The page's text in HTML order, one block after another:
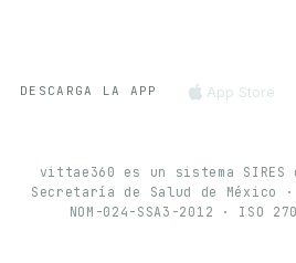
DESCARGA LA APP App Store
vittae360 es un sistema
Secretaría de Salud de México ·
NOM-024-SSA3-2012 · ISO